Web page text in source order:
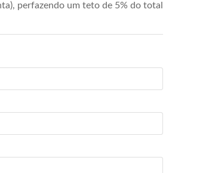
perfazendo um teto de 5% do total